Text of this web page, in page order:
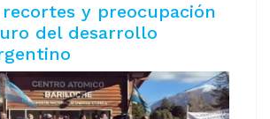
recortes y preocupación
del desarrollo